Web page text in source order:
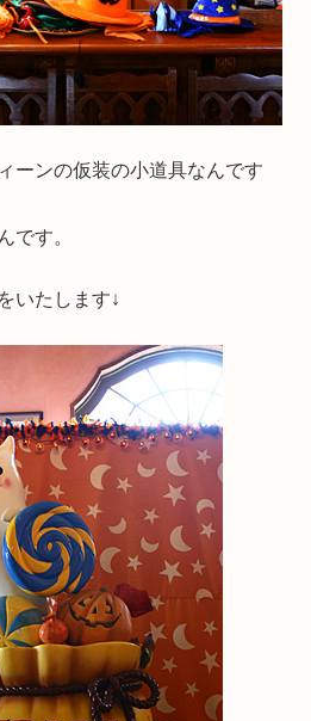
ーンの仮装の小道具なんです
です。
いたします↓